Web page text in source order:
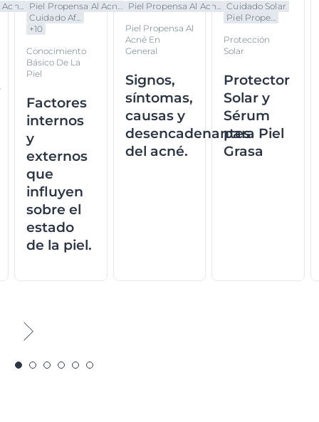
Piel Propensa Al Acn...
Cuidado Af...
+10
Conocimiento
Básico De La
Piel
Factores
internos
y
externos
que
influyen
sobre el
estado
de la piel.
Piel Propensa Al Acn...
Piel Propensa Al
Acné En
General
Signos,
síntomas,
causas y
desencadenantes
del acné.
Cuidado Solar
Piel Prope...
Protección
Solar
Protector
Solar y
Sérum
para Piel
Grasa